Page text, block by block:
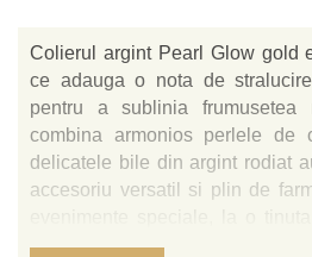
Colierul argint Pearl Glow gold
ce adauga o nota de
pentru a sublinia frumusetea
combina armonios perlele de
delicatele bile din argint rodiat
accesoriu versatil si plin de
vara sau pentru a completa o